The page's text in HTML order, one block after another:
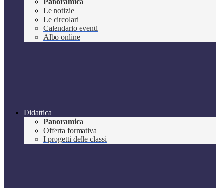
Panoramica
Le notizie
Le circolari
Calendario eventi
Albo online
Didattica
Panoramica
Offerta formativa
I progetti delle classi